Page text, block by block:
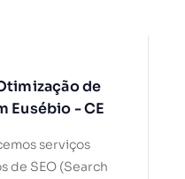
de
Eusébio - CE
serviços
de SEO (Search